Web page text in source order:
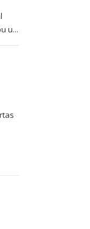
u...